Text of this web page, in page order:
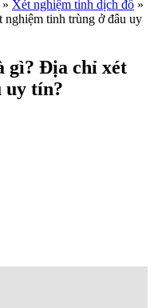
» Xét nghiệm tinh dịch đồ »
tinh trùng ở đâu uy
gì? Địa chỉ xét
uy tín?